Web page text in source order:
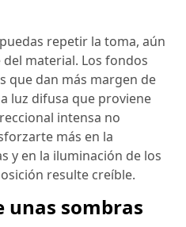
repetir la toma, aún
material. Los fondos
que dan más margen de
luz difusa que proviene
intensa no
más en la
y en la iluminación de los
resulte creíble.
unas sombras